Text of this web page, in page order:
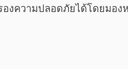
งความปลอดภัยได้โดยม